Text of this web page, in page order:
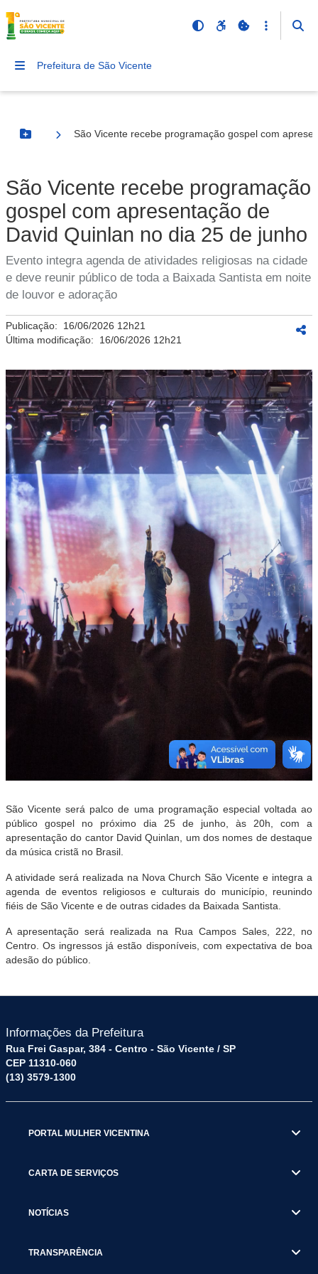
Prefeitura de São Vicente
Botão Menu
São Vicente recebe programação gospel com
São Vicente recebe programação
gospel com apresentação de
David Quinlan no dia 25 de junho
Evento integra agenda de atividades religiosas na cidade
e deve reunir público de toda a Baixada Santista em noite
de louvor e adoração
Publicação: 16/06/2026 12h21
Última modificação: 16/06/2026 12h21
São Vicente será palco de uma programação especial voltada ao
público gospel no próximo dia 25 de junho, às 20h, com a
apresentação do cantor David Quinlan, um dos nomes de destaque
da música cristã no Brasil.
A atividade será realizada na Nova Church São Vicente e integra a
agenda de eventos religiosos e culturais do município, reunindo
fiéis de São Vicente e de outras cidades da Baixada Santista.
A apresentação será realizada na Rua Campos Sales, 222, no
Centro. Os ingressos já estão disponíveis, com expectativa de boa
adesão do público.
Informações da Prefeitura
Rua Frei Gaspar, 384 - Centro - São Vicente / SP
CEP 11310-060
(13) 3579-1300
PORTAL MULHER VICENTINA
CARTA DE SERVIÇOS
NOTÍCIAS
TRANSPARÊNCIA